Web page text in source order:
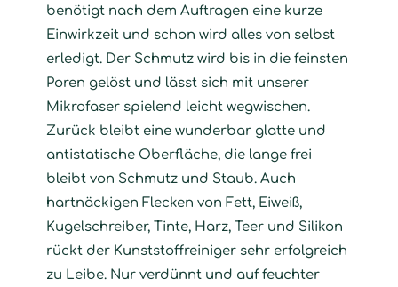
benötigt nach dem Auftragen eine kurze
Einwirkzeit und schon wird alles von selbst
erledigt. Der Schmutz wird bis in die feinsten
Poren gelöst und lässt sich mit unserer
Mikrofaser spielend leicht wegwischen.
Zurück bleibt eine wunderbar glatte und
antistatische Oberfläche, die lange frei
bleibt von Schmutz und Staub. Auch
hartnäckigen Flecken von Fett, Eiweiß,
Kugelschreiber, Tinte, Harz, Teer und Silikon
rückt der Kunststoffreiniger sehr erfolgreich
zu Leibe. Nur verdünnt und auf feuchter